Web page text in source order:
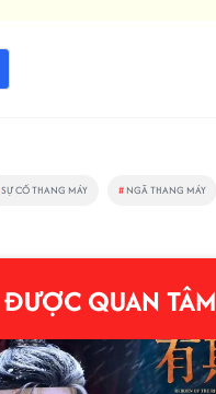
SỰ CỐ THANG MÁY # NGÃ THANG MÁY
ĐƯỢC QUAN TÂM